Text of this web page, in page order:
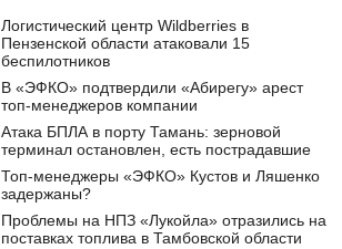
Логистический центр Wildberries в
Пензенской области атаковали 15
беспилотников
В «ЭФКО» подтвердили «Абирегу» арест
топ-менеджеров компании
Атака БПЛА в порту Тамань: зерновой
терминал остановлен, есть пострадавшие
Топ-менеджеры «ЭФКО» Кустов и Ляшенко
задержаны?
Проблемы на НПЗ «Лукойла» отразились на
поставках топлива в Тамбовской области